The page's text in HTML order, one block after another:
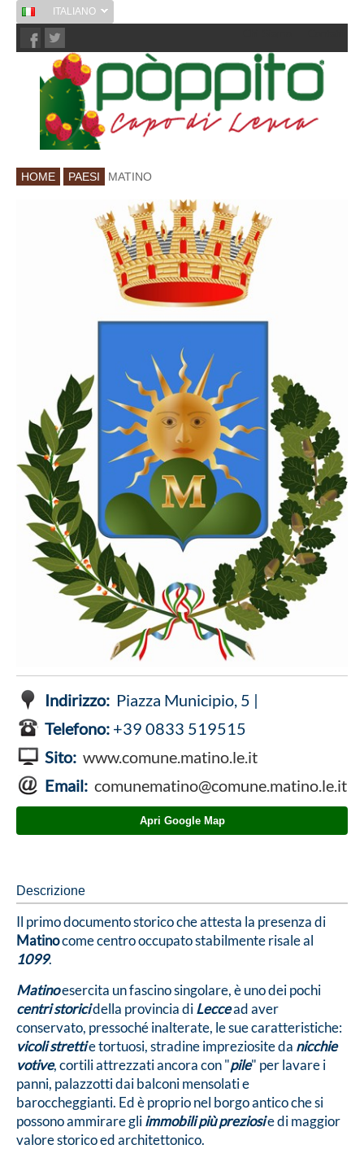
ITALIANO
HOME PAESI MATINO
Indirizzo: Piazza Municipio, 5 |
Telefono: +39 0833 519515
Sito: www.comune.matino.le.it
Email: comunematino@comune.matino.le.it
Apri Google Map
Descrizione
Il primo documento storico che attesta la presenza di
Matinocome centro occupato stabilmente risale al
1099.
Matinoesercita un fascino singolare, è uno dei pochi
centri storicidella provincia diLeccead aver
conservato, pressoché inalterate, le sue caratteristiche:
vicoli strettie tortuosi, stradine impreziosite da nicchie
votive, cortili attrezzati ancora con "pile" per lavare i
panni, palazzotti dai balconi mensolati e
baroccheggianti. Ed è proprio nel borgo antico che si
possono ammirare gliimmobili più preziosie di maggior
valore storico ed architettonico.